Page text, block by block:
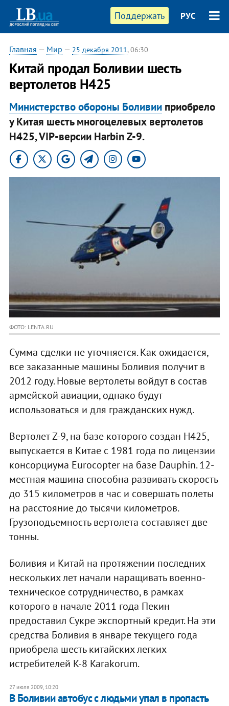
Поддержать РУС
Главная — Мир — 25 декабря 2011, 06:30
Китай продал Боливии шесть
вертолетов H425
Министерство обороны Боливииприобрело
у Китая шесть многоцелевых вертолетов
H425, VIP-версии Harbin Z-9.
ФОТО: LENTA.RU
Сумма сделки не уточняется. Как ожидается,
все заказанные машины Боливия получит в
2012 году. Новые вертолеты войдут в состав
армейской авиации, однако будут
использоваться и для гражданских нужд.
Вертолет Z-9, на базе которого создан H425,
выпускается в Китае с 1981 года по лицензии
консорциума Eurocopter на базе Dauphin. 12-
местная машина способна развивать скорость
до 315 километров в час и совершать полеты
на расстояние до тысячи километров.
Грузоподъемность вертолета составляет две
тонны.
Боливия и Китай на протяжении последних
нескольких лет начали наращивать военно-
техническое сотрудничество, в рамках
которого в начале 2011 года Пекин
предоставил Сукре экспортный кредит. На эти
средства Боливия в январе текущего года
приобрела шесть китайских легких
истребителей K-8 Karakorum.
27 июля 2009, 10:20
В Боливии автобус с людьми упал в пропасть